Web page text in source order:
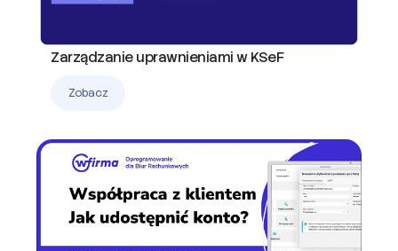
Zarządzanie uprawnieniami w KSeF
Zobacz